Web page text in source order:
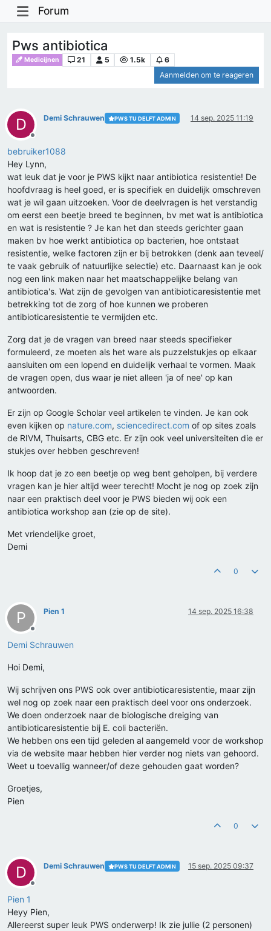
Forum
Pws antibiotica
Medicijnen 21 5 1.5k
6
Aanmelden om te reageren
D
Offline
Demi Schrauwen PWS TU DELFT ADMIN 14 sep. 2025 11:19
bebruiker1088
Hey Lynn,
wat leuk dat je voor je PWS kijkt naar antibiotica resistentie! De
hoofdvraag is heel goed, er is specifiek en duidelijk omschreven
wat je wil gaan uitzoeken. Voor de deelvragen is het verstandig
om eerst een beetje breed te beginnen, bv met wat is antibiotica
en wat is resistentie ? Je kan het dan steeds gerichter gaan
maken bv hoe werkt antibiotica op bacterien, hoe ontstaat
resistentie, welke factoren zijn er bij betrokken (denk aan teveel/
te vaak gebruik of natuurlijke selectie) etc. Daarnaast kan je ook
nog een link maken naar het maatschappelijke belang van
antibiotica's. Wat zijn de gevolgen van antibioticaresistentie met
betrekking tot de zorg of hoe kunnen we proberen
antibioticaresistentie te vermijden etc.
Zorg dat je de vragen van breed naar steeds specifieker
formuleerd, ze moeten als het ware als puzzelstukjes op elkaar
aansluiten om een lopend en duidelijk verhaal te vormen. Maak
de vragen open, dus waar je niet alleen 'ja of nee' op kan
antwoorden.
Er zijn op Google Scholar veel artikelen te vinden. Je kan ook
even kijken op nature.com, sciencedirect.com of op sites zoals
de RIVM, Thuisarts, CBG etc. Er zijn ook veel universiteiten die er
stukjes over hebben geschreven!
Ik hoop dat je zo een beetje op weg bent geholpen, bij verdere
vragen kan je hier altijd weer terecht! Mocht je nog op zoek zijn
naar een praktisch deel voor je PWS bieden wij ook een
antibiotica workshop aan (zie op de site).
Met vriendelijke groet,
Demi
0
P
Offline
Pien 1 14 sep. 2025 16:38
Demi Schrauwen
Hoi Demi,
Wij schrijven ons PWS ook over antibioticaresistentie, maar zijn
wel nog op zoek naar een praktisch deel voor ons onderzoek.
We doen onderzoek naar de biologische dreiging van
antibioticaresistentie bij E. coli bacteriën.
We hebben ons een tijd geleden al aangemeld voor de workshop
via de website maar hebben hier verder nog niets van gehoord.
Weet u toevallig wanneer/of deze gehouden gaat worden?
Groetjes,
Pien
0
D
Offline
Demi Schrauwen PWS TU DELFT ADMIN 15 sep. 2025 09:37
Pien 1
Heyy Pien,
Allereerst super leuk PWS onderwerp! Ik zie jullie (2 personen)